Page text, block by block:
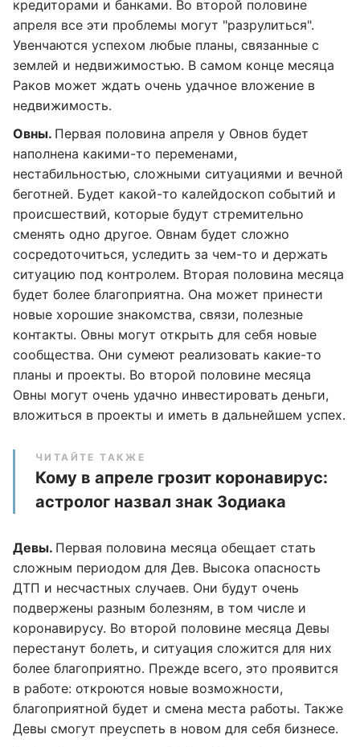
кредиторами и банками. Во второй половине
апреля все эти проблемы могут "разрулиться".
Увенчаются успехом любые планы, связанные с
землей и недвижимостью. В самом конце месяца
Раков может ждать очень удачное вложение в
недвижимость.
Овны. Первая половина апреля у Овнов будет
наполнена какими-то переменами,
нестабильностью, сложными ситуациями и вечной
беготней. Будет какой-то калейдоскоп событий и
происшествий, которые будут стремительно
сменять одно другое. Овнам будет сложно
сосредоточиться, уследить за чем-то и держать
ситуацию под контролем. Вторая половина месяца
будет более благоприятна. Она может принести
новые хорошие знакомства, связи, полезные
контакты. Овны могут открыть для себя новые
сообщества. Они сумеют реализовать какие-то
планы и проекты. Во второй половине месяца
Овны могут очень удачно инвестировать деньги,
вложиться в проекты и иметь в дальнейшем успех.
ЧИТАЙТЕ ТАКЖЕ
Кому в апреле грозит коронавирус:
астролог назвал знак Зодиака
Девы. Первая половина месяца обещает стать
сложным периодом для Дев. Высока опасность
ДТП и несчастных случаев. Они будут очень
подвержены разным болезням, в том числе и
коронавирусу. Во второй половине месяца Девы
перестанут болеть, и ситуация сложится для них
более благоприятно. Прежде всего, это проявится
в работе: откроются новые возможности,
благоприятной будет и смена места работы. Также
Девы смогут преуспеть в новом для себя бизнесе.